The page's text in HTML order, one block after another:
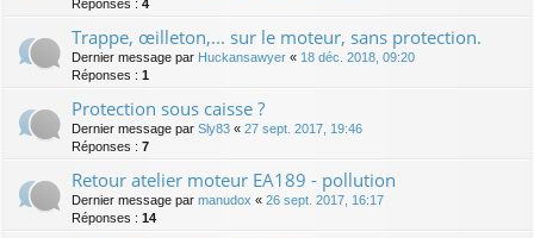
Réponses : 4
Trappe, œilleton,... sur le moteur, sans protection.
Dernier message par Huckansawyer « 18 déc. 2018, 09:20
Réponses : 1
Protection sous caisse ?
Dernier message par Sly83 « 27 sept. 2017, 19:46
Réponses : 7
Retour atelier moteur EA189 - pollution
Dernier message par manudox « 26 sept. 2017, 16:17
Réponses : 14